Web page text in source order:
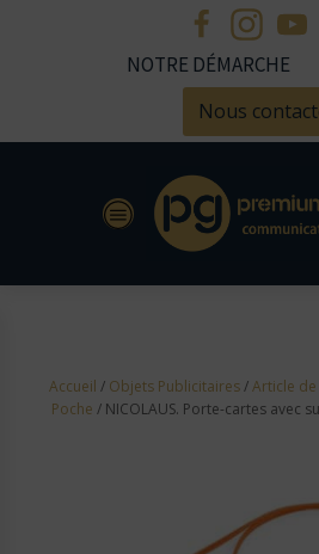
NOTRE DÉMARCHE
Nous
Accueil / Objets Publicitaires/Article
Poche / NICOLAUS. Porte-cartes avec